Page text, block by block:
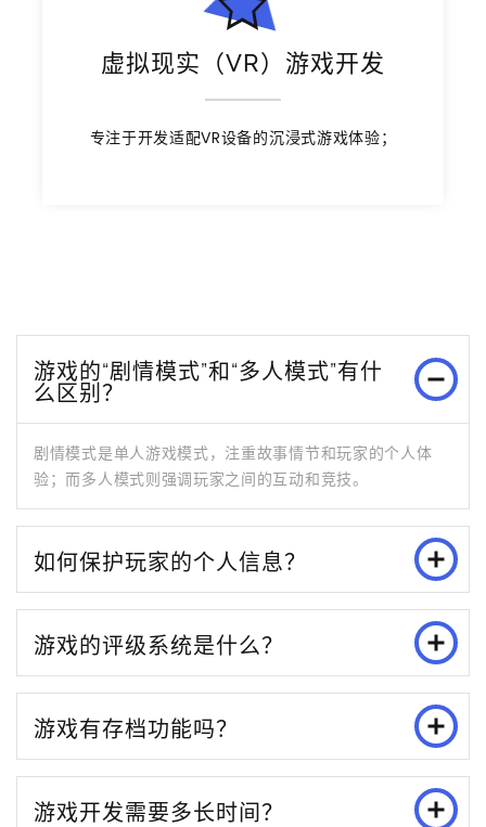
虚拟现实（VR）游戏开发
专注于开发适配VR设备的沉浸式游戏体验；
游戏的“剧情模式”和“多人模式”有什
么区别？
剧情模式是单人游戏模式，注重故事情节和玩家的个人体
验；而多人模式则强调玩家之间的互动和竞技。
如何保护玩家的个人信息？
游戏的评级系统是什么？
游戏有存档功能吗？
游戏开发需要多长时间？